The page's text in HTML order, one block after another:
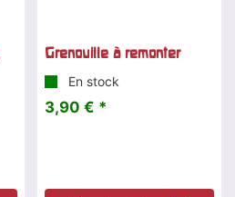
Grenouille à remonter
En stock
3,90 € *